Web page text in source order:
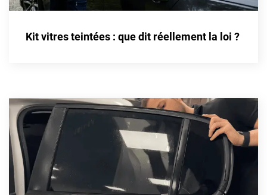
Eagle
Fiat
Fisker
Ford
Foton
Kit vitres teintées : que dit réellement la loi ?